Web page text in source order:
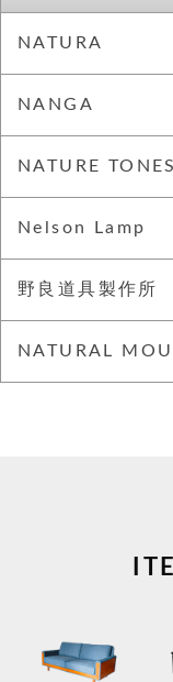
NATURA
NANGA
NATURE TONES
Nelson Lamp
野良道具製作所
NATURAL